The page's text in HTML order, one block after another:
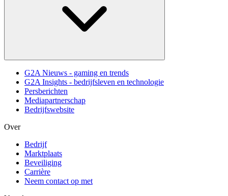
G2A Nieuws - gaming en trends
G2A Insights - bedrijfsleven en technologie
Persberichten
Mediapartnerschap
Bedrijfswebsite
Over
Bedrijf
Marktplaats
Beveiliging
Carrière
Neem contact op met